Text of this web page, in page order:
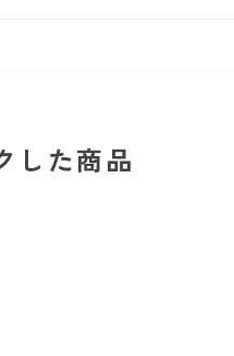
した商品